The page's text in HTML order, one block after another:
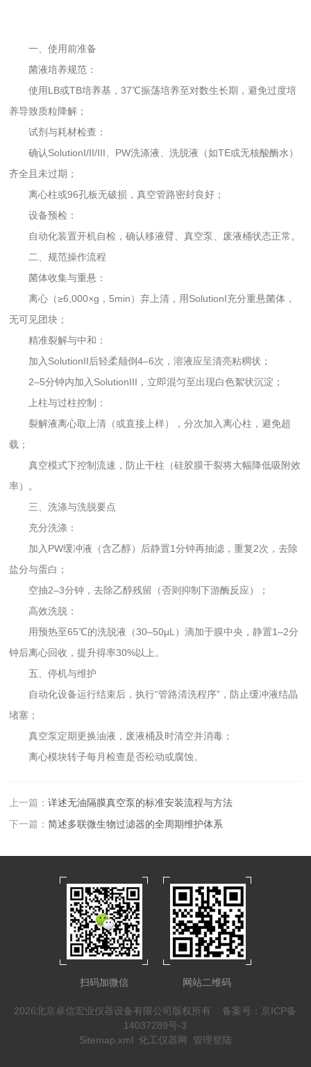
一、使用前准备
菌液培养规范：
使用LB或TB培养基，37℃振荡培养至对数生长期，避免过度培
养导致质粒降解；
试剂与耗材检查：
确认SolutionI/II/III、PW洗涤液、洗脱液（如TE或无核酸酶水）
齐全且未过期；
离心柱或96孔板无破损，真空管路密封良好；
设备预检：
自动化装置开机自检，确认移液臂、真空泵、废液桶状态正常。
二、规范操作流程
菌体收集与重悬：
离心（≥6,000×g，5min）弃上清，用SolutionI充分重悬菌体，
无可见团块；
精准裂解与中和：
加入SolutionII后轻柔颠倒4–6次，溶液应呈清亮粘稠状；
2–5分钟内加入SolutionIII，立即混匀至出现白色絮状沉淀；
上柱与过柱控制：
裂解液离心取上清（或直接上样），分次加入离心柱，避免超
载；
真空模式下控制流速，防止干柱（硅胶膜干裂将大幅降低吸附效
率）。
三、洗涤与洗脱要点
充分洗涤：
加入PW缓冲液（含乙醇）后静置1分钟再抽滤，重复2次，去除
盐分与蛋白；
空抽2–3分钟，去除乙醇残留（否则抑制下游酶反应）；
高效洗脱：
用预热至65℃的洗脱液（30–50μL）滴加于膜中央，静置1–2分
钟后离心回收，提升得率30%以上。
五、停机与维护
自动化设备运行结束后，执行“管路清洗程序”，防止缓冲液结晶
堵塞；
真空泵定期更换油液，废液桶及时清空并消毒；
离心模块转子每月检查是否松动或腐蚀。
上一篇：详述无油隔膜真空泵的标准安装流程与方法
下一篇：简述多联微生物过滤器的全周期维护体系
扫码加微信 网站二维码
2026北京卓信宏业仪器设备有限公司版权所有 备案号：京ICP备
14037289号-3
Sitemap.xml 化工仪器网 管理登陆